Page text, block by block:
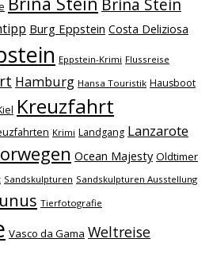
Brina Stein
Burg Eppstein Costa Deliziosa
Eppstein-Krimi Flussreise
Hamburg Hansa Touristik Hausboot
Kreuzfahrt
Krimi Landgang Lanzarote
Ocean Majesty Oldtimer
Sandskulpturen Sandskulpturen Ausstellung
Tierfotografie
Vasco da Gama Weltreise